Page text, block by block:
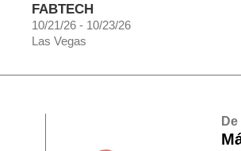
FABTECH
10/21/26 - 10/23/26
Las Vegas